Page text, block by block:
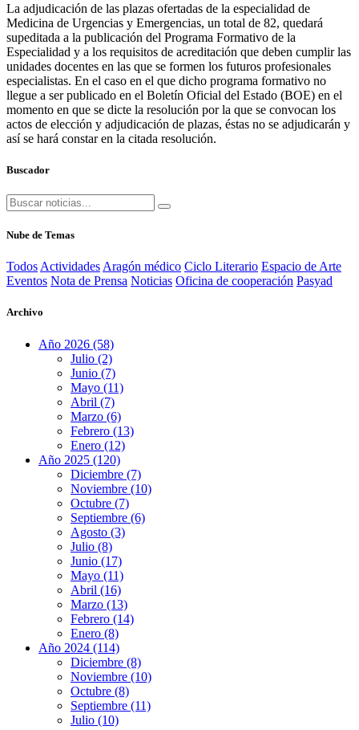
La adjudicación de las plazas ofertadas de la especialidad de
Medicina de Urgencias y Emergencias, un total de 82, quedará
supeditada a la publicación del Programa Formativo de la
Especialidad y a los requisitos de acreditación que deben cumplir las
unidades docentes en las que se formen los futuros profesionales
especialistas. En el caso en el que dicho programa formativo no
llegue a ser publicado en el Boletín Oficial del Estado (BOE) en el
momento en que se dicte la resolución por la que se convocan los
actos de elección y adjudicación de plazas, éstas no se adjudicarán y
así se hará constar en la citada resolución.
Buscador
Nube de Temas
Todos Actividades Aragón médico Ciclo Literario Espacio de Arte
Eventos Nota de Prensa Noticias Oficina de cooperación Pasyad
Archivo
Año 2026 (58)
Julio (2)
Junio (7)
Mayo (11)
Abril (7)
Marzo (6)
Febrero (13)
Enero (12)
Año 2025 (120)
Diciembre (7)
Noviembre (10)
Octubre (7)
Septiembre (6)
Agosto (3)
Julio (8)
Junio (17)
Mayo (11)
Abril (16)
Marzo (13)
Febrero (14)
Enero (8)
Año 2024 (114)
Diciembre (8)
Noviembre (10)
Octubre (8)
Septiembre (11)
Julio (10)